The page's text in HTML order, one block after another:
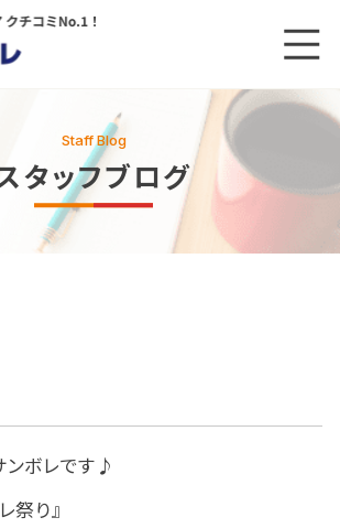
メニ
Staff Blog
タッフブログ
ンボレです♪
祭り』